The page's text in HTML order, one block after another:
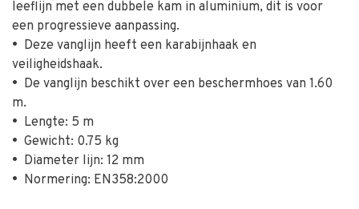
leeflijn met een dubbele kam in aluminium, dit is voor
een progressieve aanpassing.
• Deze vanglijn heeft een karabijnhaak en
veiligheidshaak.
• De vanglijn beschikt over een beschermhoes van 1.60
m.
• Lengte: 5 m
• Gewicht: 0.75 kg
• Diameter lijn: 12 mm
• Normering: EN358:2000